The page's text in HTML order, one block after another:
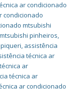
ar condicionado
condicionado
mtsubishi
pinheiros,
, assistência
técnica ar
ar
técnica ar
ar condicionado